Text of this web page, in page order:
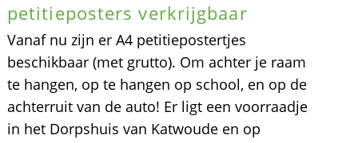
petitieposters verkrijgbaar
Vanaf nu zijn er A4 petitiepostertjes
beschikbaar (met grutto). Om achter je raam
te hangen, op te hangen op school, en op de
achterruit van de auto! Er ligt een voorraadje
in het Dorpshuis van Katwoude en op